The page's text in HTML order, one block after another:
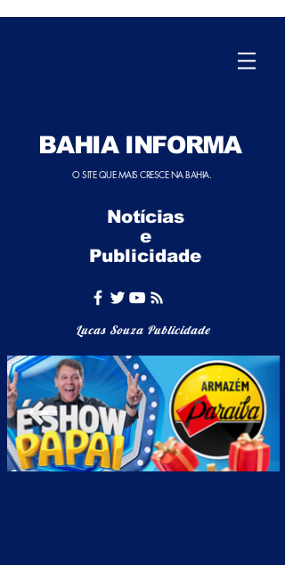
BAHIA INFORMA
O SITE QUE MAIS CRESCE NA BAHIA.
Notícias
e
Publicidade
Lucas Souza Publicidade